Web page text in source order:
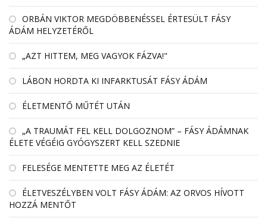
ORBÁN VIKTOR MEGDÖBBENÉSSEL ÉRTESÜLT FÁSY
ÁDÁM HELYZETÉRŐL
„AZT HITTEM, MEG VAGYOK FÁZVA!"
LÁBON HORDTA KI INFARKTUSÁT FÁSY ÁDÁM
ÉLETMENTŐ MŰTÉT UTÁN
„A TRAUMÁT FEL KELL DOLGOZNOM” – FÁSY ÁDÁMNAK
ÉLETE VÉGÉIG GYÓGYSZERT KELL SZEDNIE
FELESÉGE MENTETTE MEG AZ ÉLETÉT
ÉLETVESZÉLYBEN VOLT FÁSY ÁDÁM: AZ ORVOS HÍVOTT
HOZZÁ MENTŐT